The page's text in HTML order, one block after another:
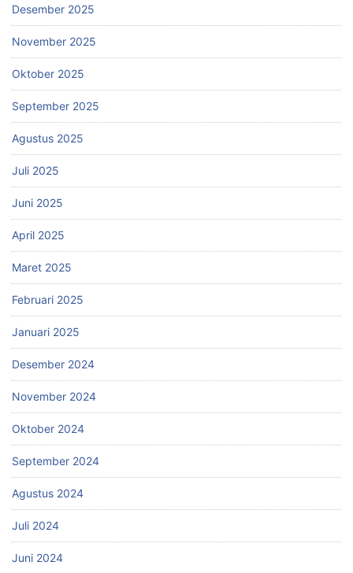
Desember 2025
November 2025
Oktober 2025
September 2025
Agustus 2025
Juli 2025
Juni 2025
April 2025
Maret 2025
Februari 2025
Januari 2025
Desember 2024
November 2024
Oktober 2024
September 2024
Agustus 2024
Juli 2024
Juni 2024